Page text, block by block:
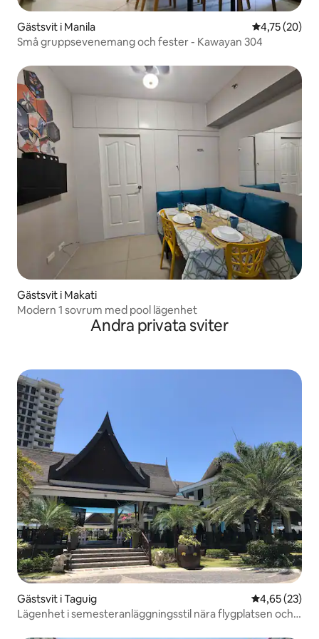
Gästsvit i Manila 4,75 av 5 i
4,75 (20)
Små gruppsevenemang och fester - Kawayan 304
Gästsvit i Makati
Modern 1 sovrum med pool lägenhet
Andra privata sviter
Gästsvit i Taguig 4,65 av 5 i
4,65 (23)
Lägenhet i semesteranläggningsstil nära flygplatsen och